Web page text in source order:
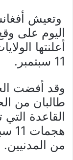
اليوم على
أعلنتها
11 سبتمبر.
وقد أفضت
طالبان من
القاعدة
من المدنيين.